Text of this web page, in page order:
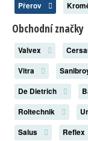
Přerov
Obchodní značky
Valvex
Vitra
De Dietrich
Roltechnik
Salus
Reflex